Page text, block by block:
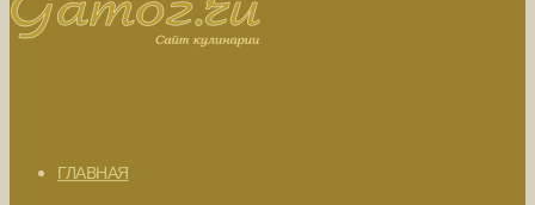
ГЛАВНАЯ